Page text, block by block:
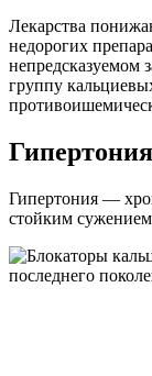
Лекарства
недорогих
непредсказуемом
группу
Гипертония
Гипертония —
стойким сужением